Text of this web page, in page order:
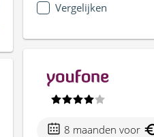
Vergelijken
8 maanden voor